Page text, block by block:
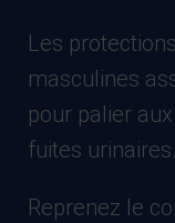
Les
masculines
pour palier
fuites urinaires.
Reprenez le